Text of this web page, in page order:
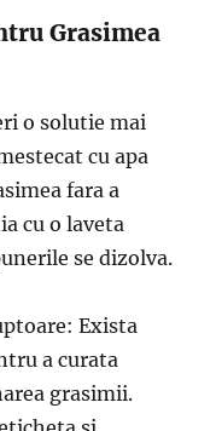
Grasimea
o solutie mai
cu apa
fara a
cu o laveta
se dizolva.
Exista
a curata
grasimii.